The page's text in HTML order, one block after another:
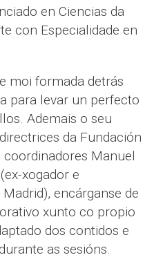
en Ciencias da
con Especialidade en
moi formada detrás
para levar un perfecto
Ademais o seu
da Fundación
Manuel
xogador e
encárganse de
xunto co propio
dos contidos e
as sesións.